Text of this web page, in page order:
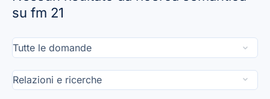
su fm 21